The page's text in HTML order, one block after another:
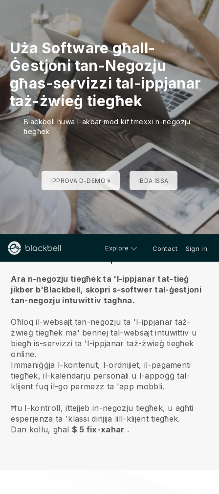
Uża Software għall-
Ġestjoni tan-Negozju
għas-servizzi tal-ippjanar
taż-żwieġ tiegħek
Blackbell huwa l-akbar mod kif tmexxi n-negozju
tiegħek
IPPROVA D-DEMO » IBDA ISSA
Explore Contact Sign in
Ara n-negozju tiegħek ta 'l-ippjanar tat-tieġ
jikber b'Blackbell, skopri s-softwer tal-ġestjoni
tan-negozju intuwittiv tagħna.
Oħloq il-websajt tan-negozju ta 'l-ippjanar taż-
żwieġ tiegħek ma' bennej tal-websajt intuwittiv u
biegħ is-servizzi ta 'l-ippjanar taż-żwieġ tiegħek
online.
Immaniġġja l-kontenut, l-ordnijiet, il-pagamenti
tiegħek, il-kalendarju personali u l-appoġġ tal-
klijent fuq il-go permezz ta 'app mobbli.
Ħu l-kontroll, ittejjeb in-negozju tiegħek, u agħti
esperjenza ta 'klassi dinjija lill-klijent tiegħek.
Dan kollu, għal $ 5 fix-xahar .